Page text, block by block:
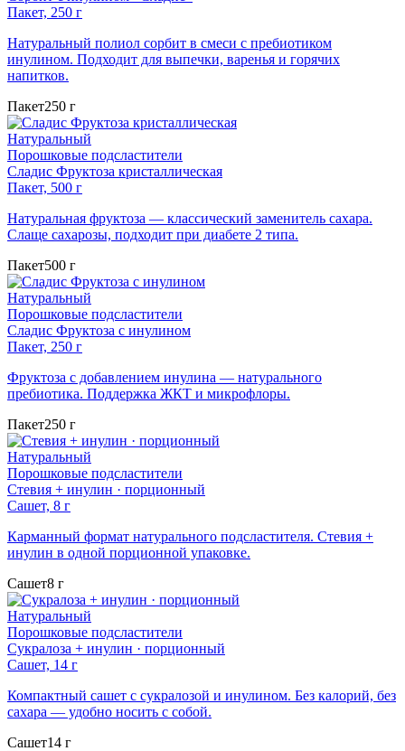
Пакет, 250 г
Натуральный полиол сорбит в смеси с пребиотиком
инулином. Подходит для выпечки, варенья и горячих
напитков.
Пакет250 г
Натуральный
Порошковые подсластители
Сладис Фруктоза кристаллическая
Пакет, 500 г
Натуральная фруктоза — классический заменитель сахара.
Слаще сахарозы, подходит при диабете 2 типа.
Пакет500 г
Натуральный
Порошковые подсластители
Сладис Фруктоза с инулином
Пакет, 250 г
Фруктоза с добавлением инулина — натурального
пребиотика. Поддержка ЖКТ и микрофлоры.
Пакет250 г
Натуральный
Порошковые подсластители
Стевия + инулин · порционный
Сашет, 8 г
Карманный формат натурального подсластителя. Стевия +
инулин в одной порционной упаковке.
Сашет8 г
Натуральный
Порошковые подсластители
Сукралоза + инулин · порционный
Сашет, 14 г
Компактный сашет с сукралозой и инулином. Без калорий, без
сахара — удобно носить с собой.
Сашет14 г